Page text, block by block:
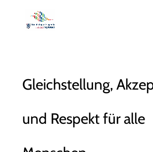
Gleichstellung,
und Respekt für alle